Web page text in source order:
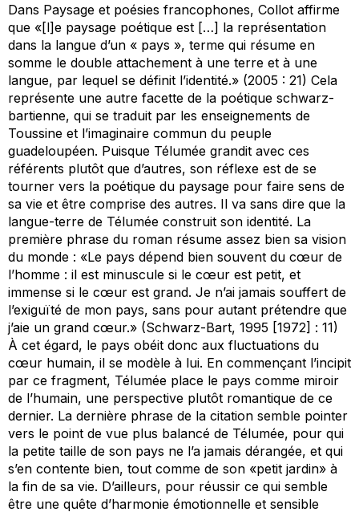
Dans Paysage et poésies francophones, Collot affirme
que «[l]e paysage poétique est […] la représentation
dans la langue d’un « pays », terme qui résume en
somme le double attachement à une terre et à une
langue, par lequel se définit l’identité.» (2005 : 21) Cela
représente une autre facette de la poétique schwarz-
bartienne, qui se traduit par les enseignements de
Toussine et l’imaginaire commun du peuple
guadeloupéen. Puisque Télumée grandit avec ces
référents plutôt que d’autres, son réflexe est de se
tourner vers la poétique du paysage pour faire sens de
sa vie et être comprise des autres. Il va sans dire que la
langue-terre de Télumée construit son identité. La
première phrase du roman résume assez bien sa vision
du monde : «Le pays dépend bien souvent du cœur de
l’homme : il est minuscule si le cœur est petit, et
immense si le cœur est grand. Je n’ai jamais souffert de
l’exiguïté de mon pays, sans pour autant prétendre que
j’aie un grand cœur.» (Schwarz-Bart, 1995 [1972] : 11)
À cet égard, le pays obéit donc aux fluctuations du
cœur humain, il se modèle à lui. En commençant l’incipit
par ce fragment, Télumée place le pays comme miroir
de l’humain, une perspective plutôt romantique de ce
dernier. La dernière phrase de la citation semble pointer
vers le point de vue plus balancé de Télumée, pour qui
la petite taille de son pays ne l’a jamais dérangée, et qui
s’en contente bien, tout comme de son «petit jardin» à
la fin de sa vie. D’ailleurs, pour réussir ce qui semble
être une quête d’harmonie émotionnelle et sensible